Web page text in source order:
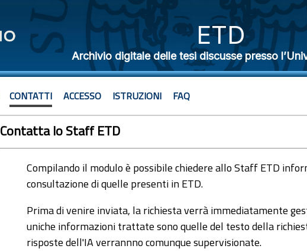
ETD
Archivio digitale delle tesi discusse presso
CONTATTI ACCESSO ISTRUZIONI FAQ
Contatta lo Staff ETD
Compilando il modulo è possibile chiedere allo Staff ETD
consultazione di quelle presenti in ETD.
Prima di venire inviata, la richiesta verrà immediatamente
uniche informazioni trattate sono quelle del testo della
risposte dell'IA verrannno comunque supervisionate.